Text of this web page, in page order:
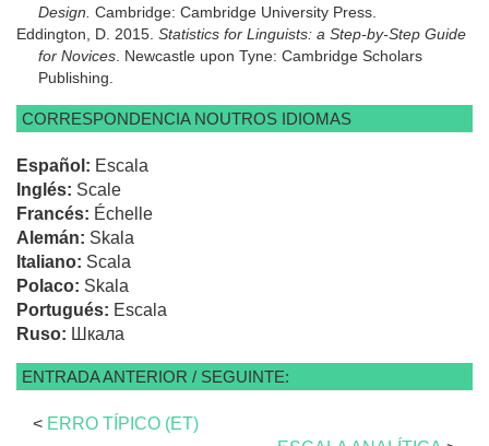
Design. Cambridge: Cambridge University Press.
Eddington, D. 2015. Statistics for Linguists: a Step-by-Step Guide
for Novices . Newcastle upon Tyne: Cambridge Scholars
Publishing.
CORRESPONDENCIA NOUTROS IDIOMAS
Español: Escala
Inglés: Scale
Francés: Échelle
Alemán: Skala
Italiano: Scala
Polaco: Skala
Portugués: Escala
Ruso: Шкала
ENTRADA ANTERIOR / SEGUINTE:
< ERRO TÍPICO (ET)